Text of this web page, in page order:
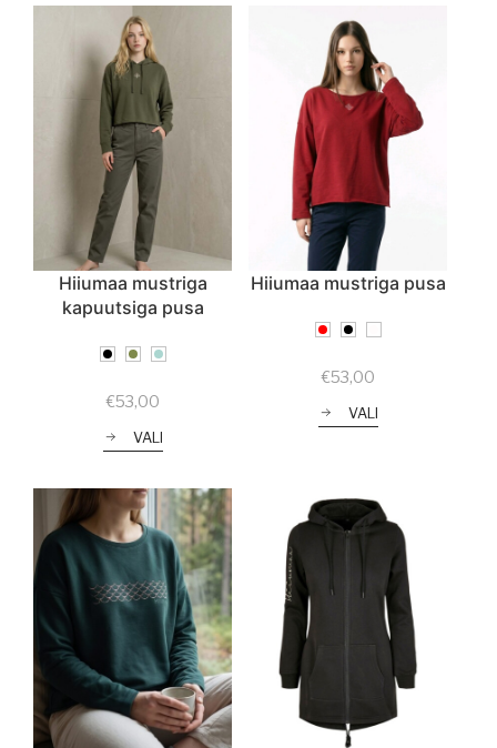
Hiiumaa mustriga
kapuutsiga pusa
€53,00
VALI
Hiiumaa mustriga pusa
€53,00
VALI